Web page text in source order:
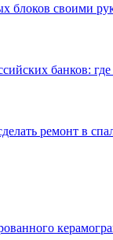
блоков своими
банков:
ремонт в